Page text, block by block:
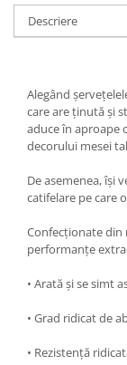
DECORURI DE
DECOR VERDE
DECOR LILA &
DECOR AURIU
DECOR BRONZ
DECOR NEGRU
DECOR CREM
Descriere
Alegând
care are ținută și
aduce în aproape
decorului mesei
De asemenea, își
catifelare pe care
Confecționate din
performanțe
• Arată și se simt
• Grad ridicat de
• Rezistență